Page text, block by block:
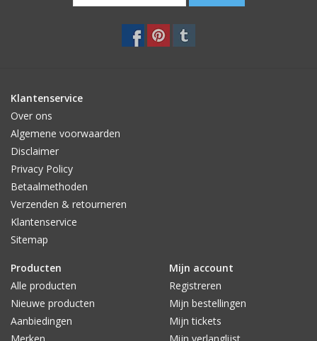
Klantenservice
Over ons
Algemene voorwaarden
Disclaimer
Privacy Policy
Betaalmethoden
Verzenden & retourneren
Klantenservice
Sitemap
Producten
Alle producten
Nieuwe producten
Aanbiedingen
Mijn account
Registreren
Mijn bestellingen
Mijn tickets